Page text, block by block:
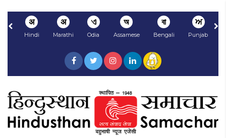
अ
Hindi
अ
Marathi
ଏ
Odia
অ
Assamese
বা
Bengali
ਅ
Punjabi